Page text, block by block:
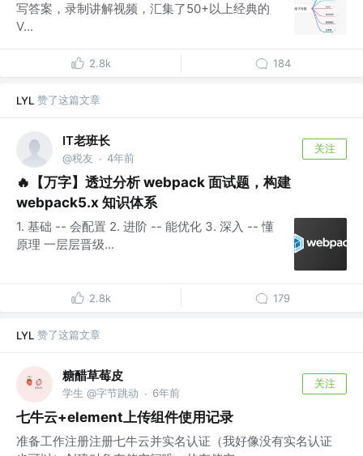
写答案，录制讲解视频，汇集了50+以上经典的
V...
2.8k 184
LYL 赞了这篇文章
IT老班长
@税友 · 4年前
关注
🔥【万字】透过分析 webpack 面试题，构建
webpack5.x 知识体系
1. 基础 -- 会配置 2. 进阶 -- 能优化 3. 深入 -- 懂
原理 一层层晋级...
2.8k 179
LYL 赞了这篇文章
糖醋草莓皮
学生 @字节跳动 · 6年前
关注
七牛云+element上传组件使用记录
准备工作注册注册七牛云并实名认证（我好像没有实名认证